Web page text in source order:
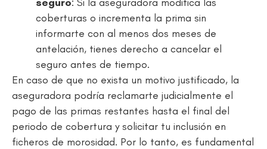
coberturas o incrementa la prima sin
informarte con al menos dos meses de
antelación, tienes derecho a cancelar el
seguro antes de tiempo.
En caso de que no exista un motivo justificado, la
aseguradora podría reclamarte judicialmente el
pago de las primas restantes hasta el final del
periodo de cobertura y solicitar tu inclusión en
ficheros de morosidad. Por lo tanto, es fundamental